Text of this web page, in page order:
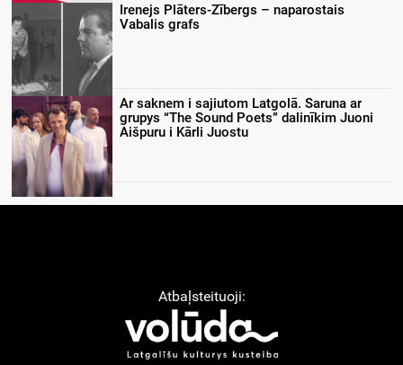
Irenejs Plāters-Zībergs – naparostais
Vabalis grafs
Ar saknem i sajiutom Latgolā. Saruna ar
grupys “The Sound Poets” dalinīkim Juoni
Aišpuru i Kārli Juostu
Atbaļsteituoji: